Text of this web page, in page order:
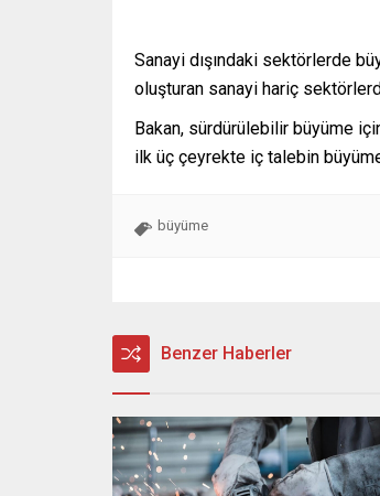
Sanayi dışındaki sektörlerde
oluşturan sanayi hariç
Bakan, sürdürülebilir büyüme
ilk üç çeyrekte iç talebin
büyüme
Benzer Haberler